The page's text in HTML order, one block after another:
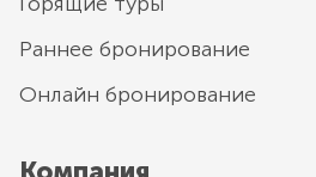
Раннее бронирование
Онлайн бронирование